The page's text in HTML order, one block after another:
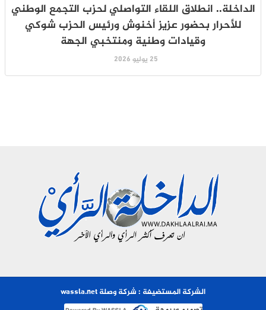
الداخلة.. انطلاق اللقاء التواصلي لحزب التجمع الوطني
للأحرار بحضور عزيز أخنوش ورئيس الحزب شوكي
وقيادات وطنية ومنتخبي الجهة
25 يوليو 2026
الشركة المستضيفة : شركة وصلة wassla.net